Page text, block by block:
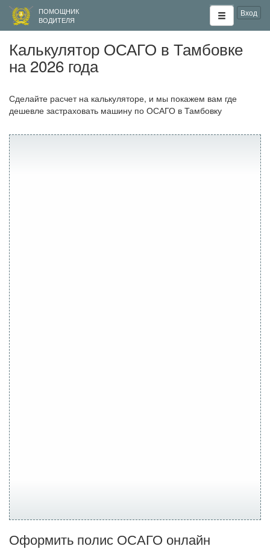
ПОМОЩНИК
ВОДИТЕЛЯ
Вход
Калькулятор ОСАГО в Тамбовке
на 2026 года
Сделайте расчет на калькуляторе, и мы покажем вам где
дешевле застраховать машину по ОСАГО в Тамбовку
Оформить полис ОСАГО онлайн